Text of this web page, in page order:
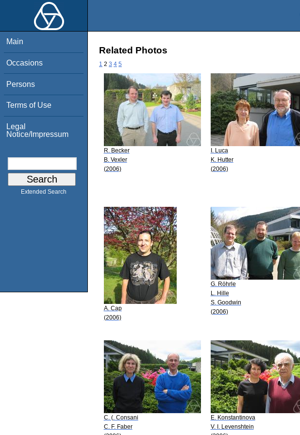
Main
Occasions
Persons
Terms of Use
Legal
Notice/Impressum
Extended Search
Related Photos
1 2 3 4 5
R. Becker
B. Vexler
(2006)
I. Luca
K. Hutter
(2006)
A. Cap
(2006)
G. Röhrle
L. Hille
S. Goodwin
(2006)
C. (. Consani
C. F. Faber
E. Konstantinova
V. I. Levenshtein